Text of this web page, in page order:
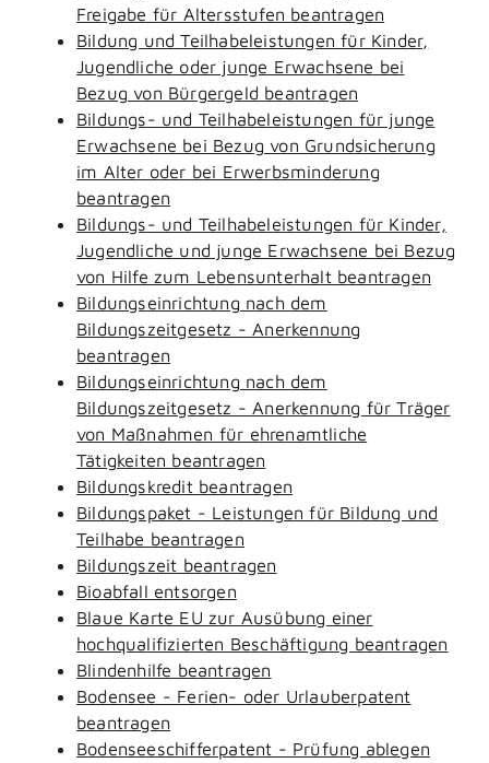
Freigabe für Altersstufen beantragen
Bildung und Teilhabeleistungen für Kinder,
Jugendliche oder junge Erwachsene bei
Bezug von Bürgergeld beantragen
Bildungs- und Teilhabeleistungen für junge
Erwachsene bei Bezug von Grundsicherung
im Alter oder bei Erwerbsminderung
beantragen
Bildungs- und Teilhabeleistungen für Kinder,
Jugendliche und junge Erwachsene bei Bezug
von Hilfe zum Lebensunterhalt beantragen
Bildungseinrichtung nach dem
Bildungszeitgesetz - Anerkennung
beantragen
Bildungseinrichtung nach dem
Bildungszeitgesetz - Anerkennung für Träger
von Maßnahmen für ehrenamtliche
Tätigkeiten beantragen
Bildungskredit beantragen
Bildungspaket - Leistungen für Bildung und
Teilhabe beantragen
Bildungszeit beantragen
Bioabfall entsorgen
Blaue Karte EU zur Ausübung einer
hochqualifizierten Beschäftigung beantragen
Blindenhilfe beantragen
Bodensee - Ferien- oder Urlauberpatent
beantragen
Bodenseeschifferpatent - Prüfung ablegen